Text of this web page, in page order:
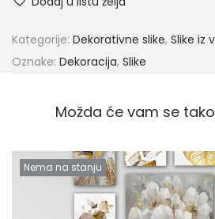
Kategorije: Dekorativne slike, Slike iz
Oznake: Dekoracija, Slike
Možda će vam se
Nema na stanju